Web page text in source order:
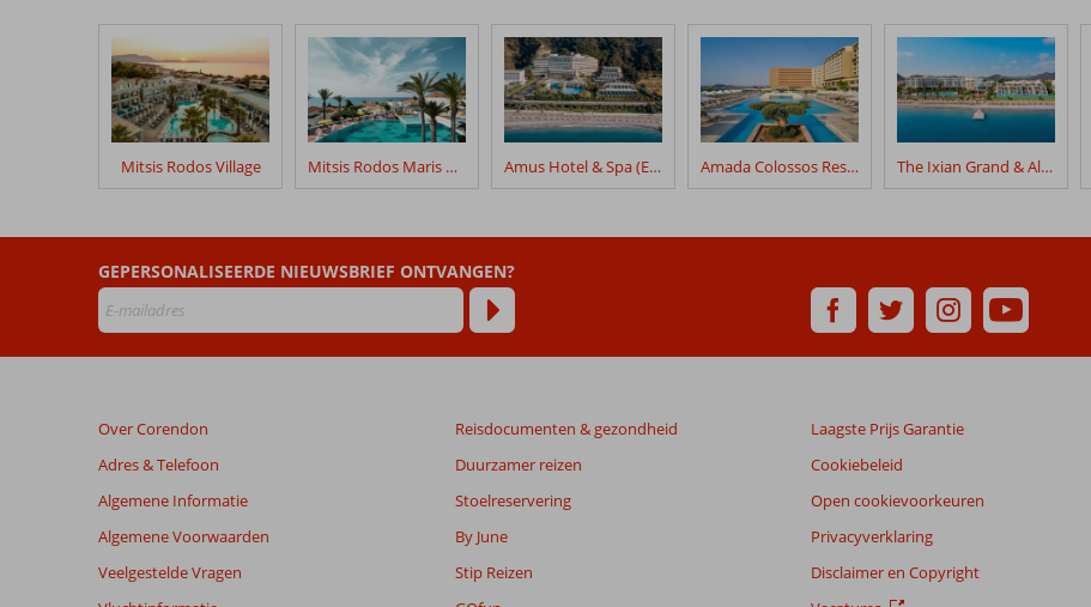
geschreven
na
hun
verblijf
Gennadi
Beoordelingen
die
ouder
zijn
maanden
worden
niet
meer
weergegeven
om
de
relevantie
Mitsis Rodos Village Mitsis Rodos Maris Resort & Spa Amus Hotel & Spa (Ex. Rhodes Bay Hotel & Spa) Amada Colossos Resort The Ixian Grand & All Suites
GEPERSONALISEERDE NIEUWSBRIEF ONTVANGEN?
Over Corendon
Adres & Telefoon
Algemene Informatie
Algemene Voorwaarden
Veelgestelde Vragen
Reisdocumenten & gezondheid
Duurzamer reizen
Stoelreservering
By June
Stip Reizen
Laagste Prijs Garantie
Cookiebeleid
Open cookievoorkeuren
Privacyverklaring
Disclaimer en Copyright